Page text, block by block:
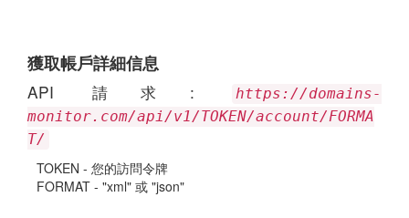
獲取帳戶詳細信息
API 請求:
https://domains-
monitor.com/api/v1/TOKEN/account/FORMA
T/
TOKEN - 您的訪問令牌
FORMAT - "xml" 或 "json"